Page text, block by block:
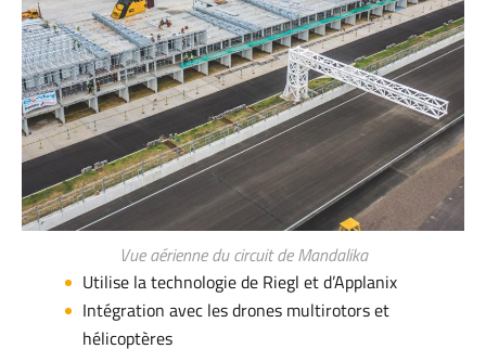
Vue aérienne du circuit de Mandalika
Utilise la technologie de Riegl et d’Applanix
Intégration avec les drones multirotors et
hélicoptères